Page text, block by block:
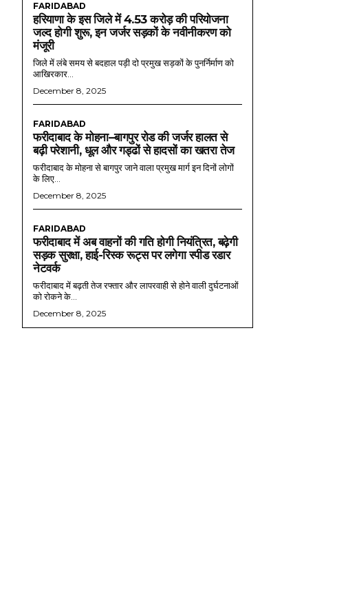
FARIDABAD
हरियाणा के इस जिले में 4.53 करोड़ की परियोजना
जल्द होगी शुरू, इन जर्जर सड़कों के नवीनीकरण को
मंजूरी
जिले में लंबे समय से बदहाल पड़ी दो प्रमुख सड़कों के पुनर्निर्माण को
आखिरकार...
December 8, 2025
FARIDABAD
फरीदाबाद के मोहना–बागपुर रोड की जर्जर हालत से
बढ़ी परेशानी, धूल और गड्ढों से हादसों का खतरा तेज
फरीदाबाद के मोहना से बागपुर जाने वाला प्रमुख मार्ग इन दिनों लोगों
के लिए...
December 8, 2025
FARIDABAD
फरीदाबाद में अब वाहनों की गति होगी नियंत्रित, बढ़ेगी
सड़क सुरक्षा, हाई-रिस्क रूट्स पर लगेगा स्पीड रडार
नेटवर्क
फरीदाबाद में बढ़ती तेज रफ्तार और लापरवाही से होने वाली दुर्घटनाओं
को रोकने के...
December 8, 2025